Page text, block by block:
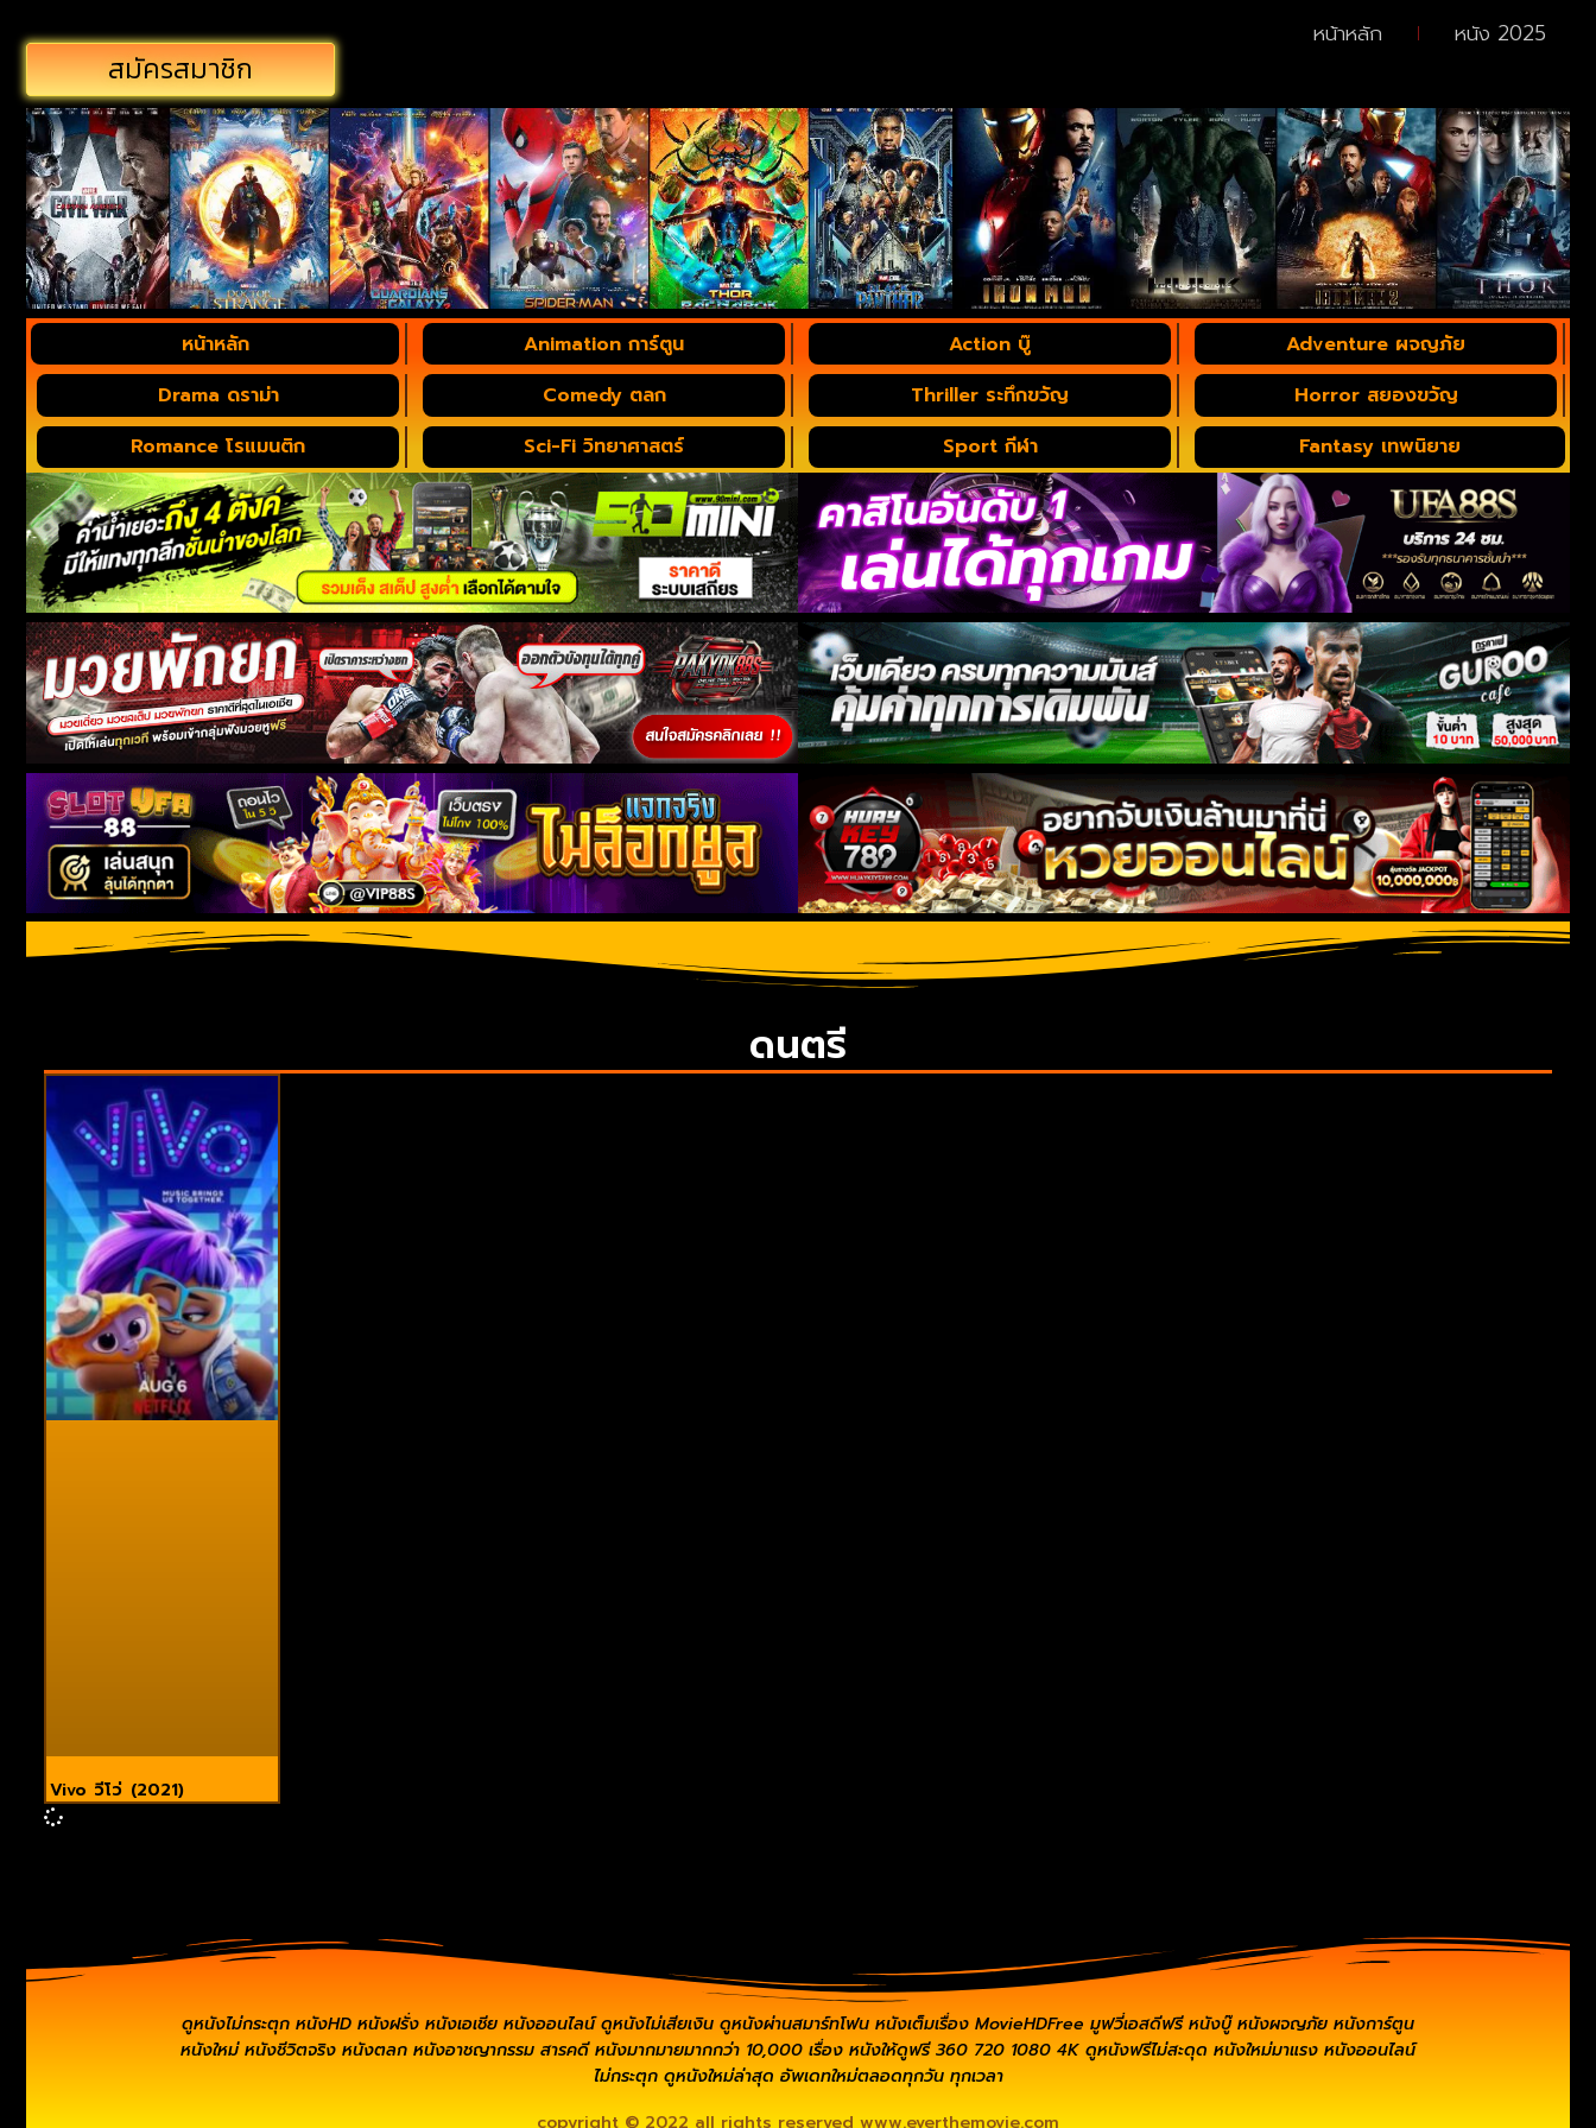
สมัครสมาชิก
หน้าหลัก หนัง 2025
หน้าหลัก Animation การ์ตูน Action บู๊
Adventure ผจญภัย
Drama ดราม่า
Comedy ตลก Thriller ระทึกขวัญ
Horror สยองขวัญ
Romance โรแมนติก
Sci-Fi วิทยาศาสตร์ Sport กีฬา Fantasy เทพนิยาย
ดนตรี
Vivo วีโว่ (2021)
ดูหนังไม่กระตุก หนังHD หนังฝรั่ง หนังเอเชีย หนังออนไลน์ ดูหนังไม่เสียเงิน ดูหนังผ่านสมาร์ทโฟน หนังเต็มเรื่อง MovieHDFree มูฟวี่เอสดีฟรี หนังบู๊ หนังผจญภัย หนังการ์ตูน
หนังใหม่ หนังชีวิตจริง หนังตลก หนังอาชญากรรม สารคดี หนังมากมายมากกว่า 10,000 เรื่อง หนังให้ดูฟรี 360 720 1080 4K ดูหนังฟรีไม่สะดุด หนังใหม่มาแรง หนังออนไลน์
ไม่กระตุก ดูหนังใหม่ล่าสุด อัพเดทใหม่ตลอดทุกวัน ทุกเวลา
copyright © 2022 all rights reserved www.everthemovie.com